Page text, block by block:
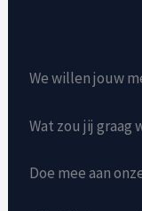
We willen jouw
Wat zou jij graag
Doe mee aan